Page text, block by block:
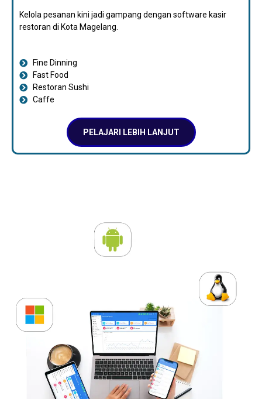
Kelola pesanan kini jadi gampang dengan software kasir
restoran di Kota Magelang.
Fine Dinning
Fast Food
Restoran Sushi
Caffe
PELAJARI LEBIH LANJUT